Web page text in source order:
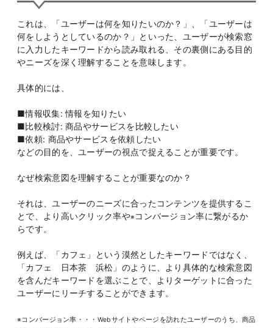
これは、「ユーザーは何を知りたいのか？」、「ユーザーは
何をしようとしているのか？」といった、ユーザーが検索窓
に入力したキーワードから読み取れる、その裏側にある目的
やニーズを深く理解することを意味します。
具体的には、
■情報収集: 情報を知りたい
■比較検討: 商品やサービスを比較したい
■依頼: 商品やサービスを依頼したい
などの目的を、ユーザーの視点で捉えることが重要です。
なぜ検索意図を理解することが重要なのか？
それは、ユーザーのニーズに合ったコンテンツを提供するこ
とで、より高いクリック率や※ コンバージョン率に繋がるか
らです。
例えば、「カフェ」という漠然としたキーワードではなく、
「カフェ 日本茶 浜松」のように、より具体的な検索意図
を含んだキーワードを選ぶことで、よりターゲットに合った
ユーザーにリーチすることができます。
※コンバージョン率・・・Webサイトやページを訪れたユーザーのうち、商品